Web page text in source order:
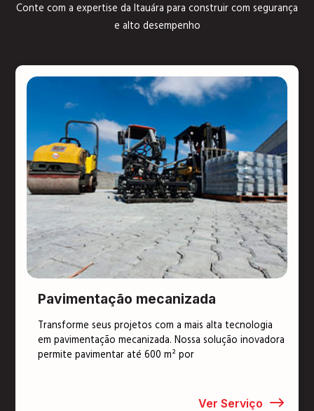
Conte com a expertise da Itauára para construir com segurança
e alto desempenho
Pavimentação mecanizada
Transforme seus projetos com a mais alta tecnologia
em pavimentação mecanizada. Nossa solução inovadora
permite pavimentar até 600 m² por
Ver Serviço